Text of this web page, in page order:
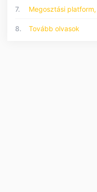
7. Megosztási
8. Tovább olvasok